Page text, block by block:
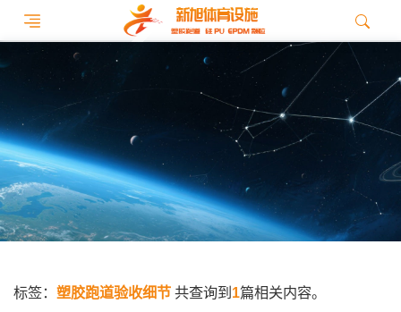
标签： 塑胶跑道验收细节 共查询到 1篇相关内容。